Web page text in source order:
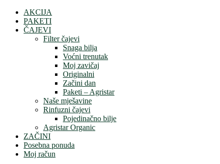
AKCIJA
PAKETI
ČAJEVI
Filter čajevi
Snaga bilja
Voćni trenutak
Moj zavičaj
Originalni
Začini dan
Paketi – Agristar
Naše mješavine
Rinfuzni čajevi
Pojedinačno bilje
Agristar Organic
ZAČINI
Posebna ponuda
Moj račun